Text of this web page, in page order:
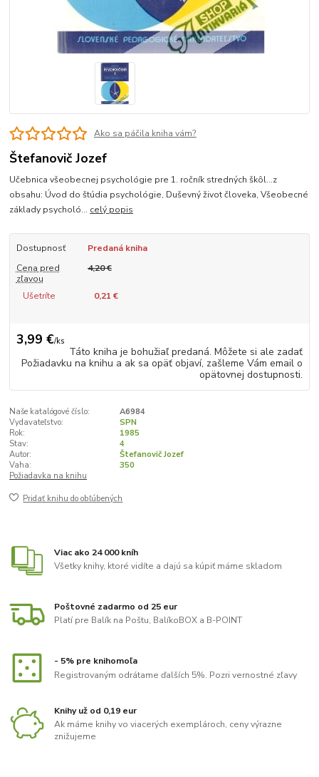
Ako sa páčila kniha vám?
Štefanovič Jozef
Učebnica všeobecnej psychológie pre 1. ročník stredných škôl...z
obsahu: Úvod do štúdia psychológie, Duševný život človeka, Všeobecné
základy psycholó... celý popis
Dostupnosť
Predaná kniha
Cena pred
zľavou
4,20 €
Ušetríte 0,21 €
3,99 €/ks
Táto kniha je bohužiaľ predaná. Môžete si ale zadať
Požiadavku na knihu a ak sa opäť objaví, zašleme Vám email o
opätovnej dostupnosti.
Naše katalógové číslo:
A6984
Vydavateľstvo:
SPN
Rok:
1985
Stav:
4
Autor:
Štefanovič Jozef
Vaha:
350
Požiadavka na knihu
Pridať knihu do obľúbených
Viac ako 24 000 kníh
Všetky knihy, ktoré vidíte a dajú sa kúpiť máme skladom
Poštovné zadarmo od 25 eur
Platí pre Balík na Poštu, BalíkoBOX a B-POINT
- 5% pre knihomoľa
Registrovaným odrátame ďalších 5%. Pozri vernostné zľavy
Knihy už od 0,19 eur
Ak máme knihy vo viacerých exemplároch, ceny výrazne
znižujeme